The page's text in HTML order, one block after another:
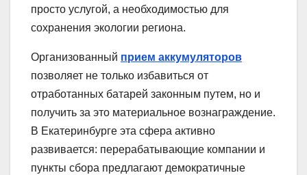
просто услугой, а необходимостью для
сохранения экологии региона.
Организованный прием аккумуляторов
позволяет не только избавиться от
отработанных батарей законным путем, но и
получить за это материальное вознаграждение.
В Екатеринбурге эта сфера активно
развивается: перерабатывающие компании и
пункты сбора предлагают демократичные